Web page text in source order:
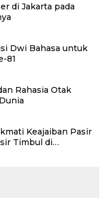
di Jakarta pada
Dwi Bahasa untuk
81
Rahasia Otak
Keajaiban Pasir
Timbul di